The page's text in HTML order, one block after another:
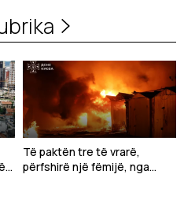
Të paktën tre të vrarë,
përfshirë një fëmijë, nga